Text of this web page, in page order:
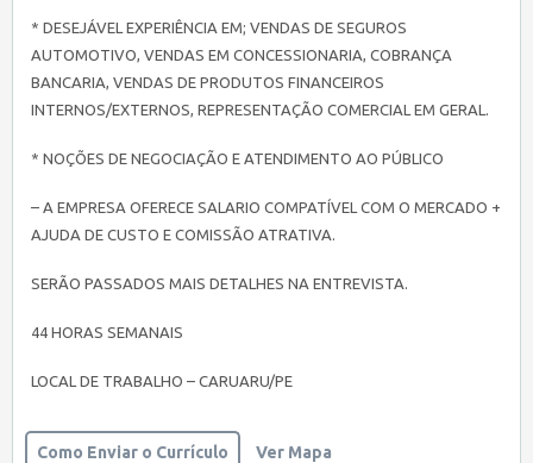
* DESEJÁVEL EXPERIÊNCIA EM; VENDAS DE SEGUROS
AUTOMOTIVO, VENDAS EM CONCESSIONARIA, COBRANÇA
BANCARIA, VENDAS DE PRODUTOS FINANCEIROS
INTERNOS/EXTERNOS, REPRESENTAÇÃO COMERCIAL EM GERAL.
* NOÇÕES DE NEGOCIAÇÃO E ATENDIMENTO AO PÚBLICO
– A EMPRESA OFERECE SALARIO COMPATÍVEL COM O MERCADO +
AJUDA DE CUSTO E COMISSÃO ATRATIVA.
SERÃO PASSADOS MAIS DETALHES NA ENTREVISTA.
44 HORAS SEMANAIS
LOCAL DE TRABALHO – CARUARU/PE
Como Enviar o Currículo Ver Mapa